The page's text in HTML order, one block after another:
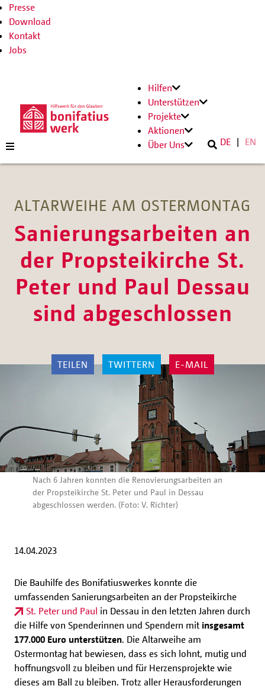
Presse
Download
Kontakt
Jobs
Hilfen
Unterstützen
Projekte
Aktionen
Über Uns
DE EN
ALTARWEIHE AM OSTERMONTAG
Sanierungsarbeiten an
der Propsteikirche St.
Peter und Paul Dessau
sind abgeschlossen
TEILEN TWITTERN E-MAIL
Nach 6 Jahren konnten die Renovierungsarbeiten an
der Propsteikirche St. Peter und Paul in Dessau
abgeschlossen werden. (Foto: V. Richter)
14.04.2023
Die Bauhilfe des Bonifatiuswerkes konnte die
umfassenden Sanierungsarbeiten an der Propsteikirche
St. Peter und Paul in Dessau in den letzten Jahren durch
die Hilfe von Spenderinnen und Spendern mit insgesamt
177.000 Euro unterstützen. Die Altarweihe am
Ostermontag hat bewiesen, dass es sich lohnt, mutig und
hoffnungsvoll zu bleiben und für Herzensprojekte wie
dieses am Ball zu bleiben. Trotz aller Herausforderungen